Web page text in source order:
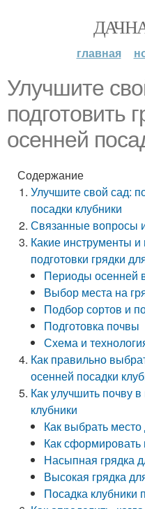
главная
Улучшите
подготовить
осенней
Содержание
Улучшите свой сад:
посадки клубники
Связанные вопросы
Какие инструменты
подготовки грядки
Периоды осенней
Выбор места на
Подбор сортов и
Подготовка почвы
Схема и
Как правильно
осенней посадки
Как улучшить почву
клубники
Как выбрать место
Как сформировать
Насыпная грядка
Высокая грядка
Посадка клубники